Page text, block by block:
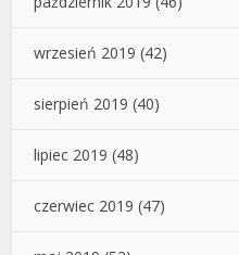
wrzesień 2019 (42)
sierpień 2019 (40)
lipiec 2019 (48)
czerwiec 2019 (47)